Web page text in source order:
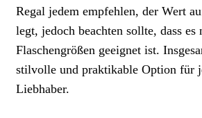
Regal jedem empfehlen, der Wert
legt, jedoch beachten sollte, dass
Flaschengrößen geeignet ist.
stilvolle und praktikable Option für
Liebhaber.